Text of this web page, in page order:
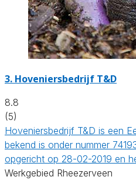
3. Hoveniersbedrijf T&D
8.8
(5)
Hoveniersbedrijf T&D is een
bekend is onder nummer
opgericht op 28-02-2019 en
Werkgebied Rheezerveen